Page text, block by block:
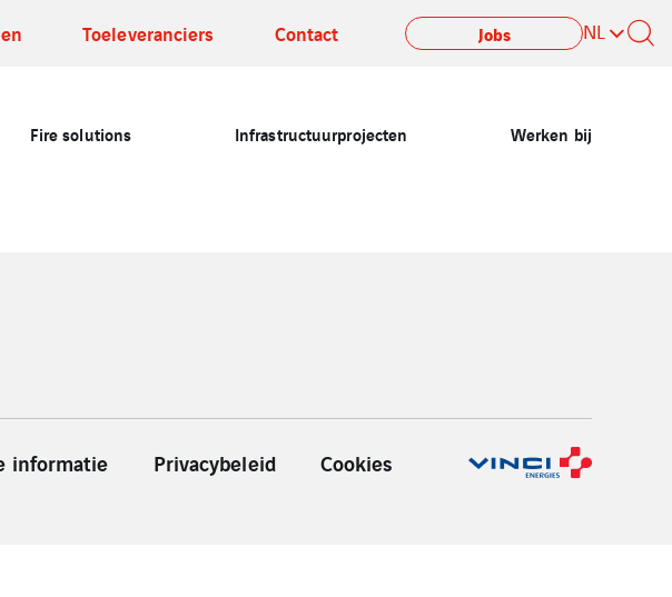
Toeleveranciers Contact Jobs NL
Fire solutions Infrastructuurprojecten Werken bij
informatie Privacybeleid Cookies